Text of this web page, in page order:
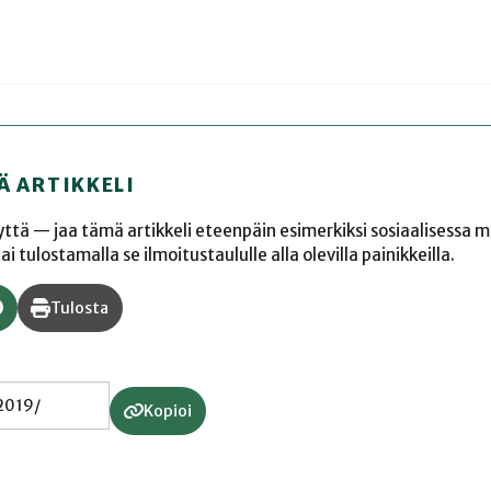
ARTIKKELI
— jaa tämä artikkeli eteenpäin esimerkiksi sosiaalisessa
tulostamalla se ilmoitustaululle alla olevilla painikkeilla.
Tulosta
Kopioi